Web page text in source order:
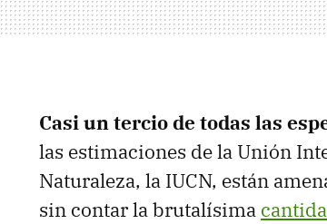
Casi un tercio de todas las
las estimaciones de la Unión
Naturaleza, la IUCN, están
sin contar la brutalísima